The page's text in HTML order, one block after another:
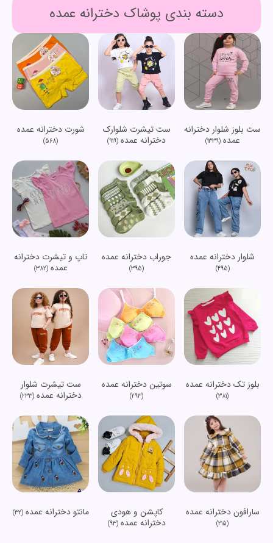
دسته بندی پوشاک دخترانه عمده
ست بلوز شلوار دخترانه
عمده(1339)
ست تیشرت شلوارک
دخترانه عمده (919)
شورت دخترانه عمده
(568)
شلوار دخترانه عمده
(495)
جوراب دخترانه عمده
(395)
تاپ و تیشرت دخترانه
عمده(382)
بلوز تک دخترانه عمده
(381)
سوتین دخترانه عمده
(293)
ست تیشرت شلوار
دخترانه عمده(233)
سارافون دخترانه عمده
(215)
کاپشن و هودی
دخترانه عمده(93)
مانتو دخترانه عمده(32)